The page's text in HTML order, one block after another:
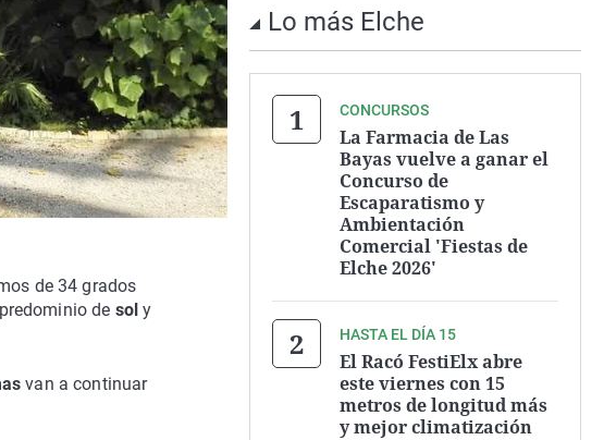
de 34 grados
de soly
van a continuar
Lo más Elche
CONCURSOS
La Farmacia de Las
Bayas vuelve a ganar el
Concurso de
Escaparatismo y
Ambientación
Comercial 'Fiestas de
Elche 2026'
HASTA EL DÍA 15
El Racó FestiElx abre
este viernes con 15
metros de longitud más
y mejor climatización